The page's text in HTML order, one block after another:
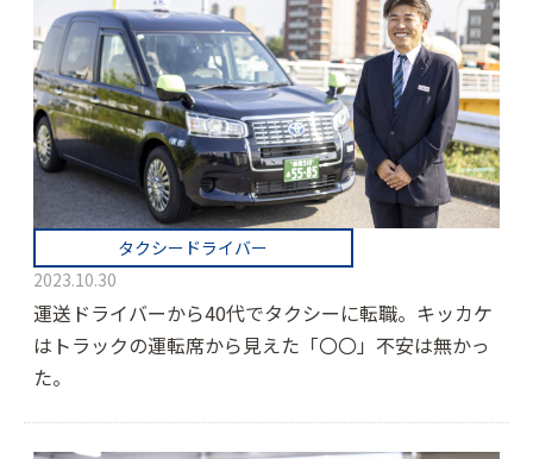
タクシードライバー
2023.10.30
運送ドライバーから40代でタクシーに転職。キッカケ
はトラックの運転席から見えた「〇〇」不安は無かっ
た。